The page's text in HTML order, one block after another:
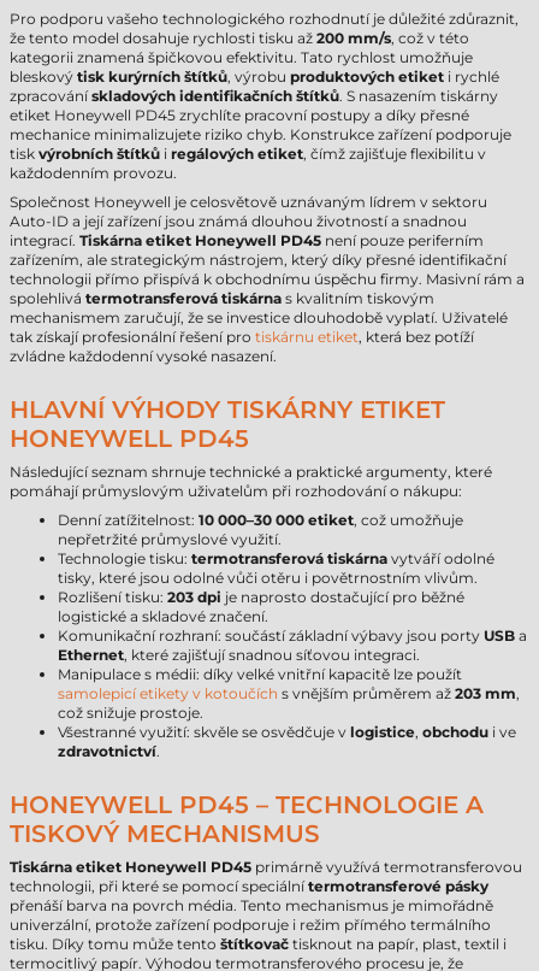
Pro podporu vašeho technologického rozhodnutí je důležité zdůraznit,
že tento model dosahuje rychlosti tisku až 200 mm/s, což v této
kategorii znamená špičkovou efektivitu. Tato rychlost umožňuje
bleskový tisk kurýrních štítků, výrobu produktových etiket i rychlé
zpracovánískladových identifikačních štítků. S nasazením tiskárny
etiket Honeywell PD45 zrychlíte pracovní postupy a díky přesné
mechanice minimalizujete riziko chyb. Konstrukce zařízení podporuje
tisk výrobních štítků i regálových etiket, čímž zajišťuje flexibilitu v
každodenním provozu.
Společnost Honeywell je celosvětově uznávaným lídrem v sektoru
Auto-ID a její zařízení jsou známá dlouhou životností a snadnou
integrací. Tiskárna etiket Honeywell PD45 není pouze periferním
zařízením, ale strategickým nástrojem, který díky přesné identifikační
technologii přímo přispívá k obchodnímu úspěchu firmy. Masivní rám a
spolehlivá termotransferová tiskárna s kvalitním tiskovým
mechanismem zaručují, že se investice dlouhodobě vyplatí. Uživatelé
tak získají profesionální řešení pro tiskárnu etiket, která bez potíží
zvládne každodenní vysoké nasazení.
HLAVNÍ VÝHODY TISKÁRNY ETIKET
HONEYWELL PD45
Následující seznam shrnuje technické a praktické argumenty, které
pomáhají průmyslovým uživatelům při rozhodování o nákupu:
Denní zatížitelnost: 10 000–30 000 etiket, což umožňuje
nepřetržité průmyslové využití.
Technologie tisku: termotransferová tiskárna vytváří odolné
tisky, které jsou odolné vůči otěru i povětrnostním vlivům.
Rozlišení tisku: 203 dpi je naprosto dostačující pro běžné
logistické a skladové značení.
Komunikační rozhraní: součástí základní výbavy jsou porty USB a
Ethernet, které zajišťují snadnou síťovou integraci.
Manipulace s médii: díky velké vnitřní kapacitě lze použít
samolepicí etikety v kotoučích s vnějším průměrem až 203 mm,
což snižuje prostoje.
Všestranné využití: skvěle se osvědčuje v logistice, obchodu i ve
zdravotnictví.
HONEYWELL PD45 – TECHNOLOGIE A
TISKOVÝ MECHANISMUS
Tiskárna etiket Honeywell PD45 primárně využívá termotransferovou
technologii, při které se pomocí speciálnítermotransferové pásky
přenáší barva na povrch média. Tento mechanismus je mimořádně
univerzální, protože zařízení podporuje i režim přímého termálního
tisku. Díky tomu může tento štítkovač tisknout na papír, plast, textil i
termocitlivý papír. Výhodou termotransferového procesu je, že